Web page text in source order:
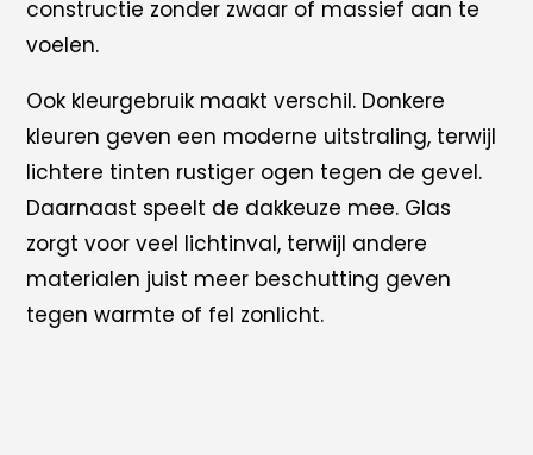
constructie zonder zwaar of massief aan te
voelen.
Ook kleurgebruik maakt verschil. Donkere
kleuren geven een moderne uitstraling, terwijl
lichtere tinten rustiger ogen tegen de gevel.
Daarnaast speelt de dakkeuze mee. Glas
zorgt voor veel lichtinval, terwijl andere
materialen juist meer beschutting geven
tegen warmte of fel zonlicht.